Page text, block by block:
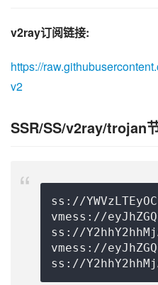
v2ray订阅链接:
https://
v2
SSR/SS/v2ray/trojan
ss://
vmess://
ss://
vmess://